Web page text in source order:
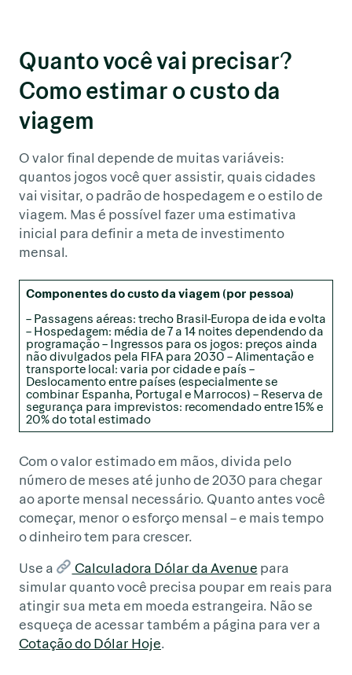
Quanto você vai precisar?
Como estimar o custo da
viagem
O valor final depende de muitas variáveis:
quantos jogos você quer assistir, quais cidades
vai visitar, o padrão de hospedagem e o estilo de
viagem. Mas é possível fazer uma estimativa
inicial para definir a meta de investimento
mensal.
Componentes do custo da viagem (por pessoa)
– Passagens aéreas: trecho Brasil-Europa de ida e volta
– Hospedagem: média de 7 a 14 noites dependendo da
programação – Ingressos para os jogos: preços ainda
não divulgados pela FIFA para 2030 – Alimentação e
transporte local: varia por cidade e país –
Deslocamento entre países (especialmente se
combinar Espanha, Portugal e Marrocos) – Reserva de
segurança para imprevistos: recomendado entre 15% e
20% do total estimado
Com o valor estimado em mãos, divida pelo
número de meses até junho de 2030 para chegar
ao aporte mensal necessário. Quanto antes você
começar, menor o esforço mensal – e mais tempo
o dinheiro tem para crescer.
Use a
Calculadora Dólar da Avenue para
simular quanto você precisa poupar em reais para
atingir sua meta em moeda estrangeira. Não se
esqueça de acessar também a página para ver a
Cotação do Dólar Hoje.